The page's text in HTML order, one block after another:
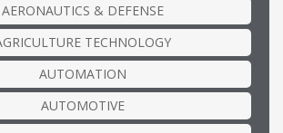
AERONAUTICS & DEFENSE
TECHNOLOGY
AUTOMATION
AUTOMOTIVE